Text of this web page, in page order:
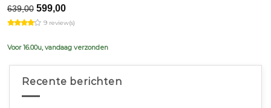
639,00 Original
price
was:
599,00Current
is:
9 review(s)
Voor 16.00u, vandaag verzonden
Recente berichten